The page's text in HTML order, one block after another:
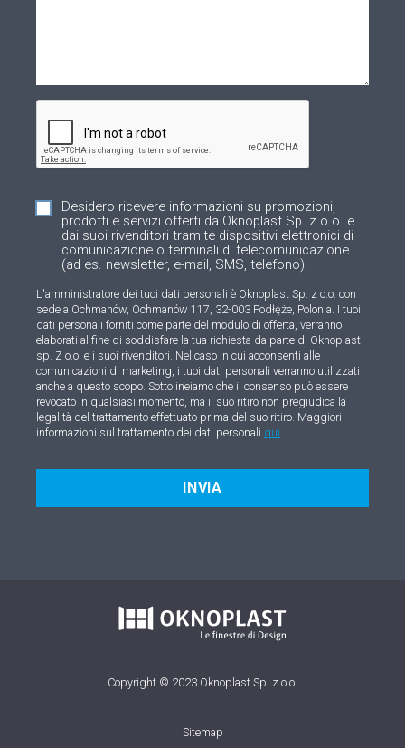
Desidero ricevere informazioni su promozioni,
prodotti e servizi offerti da Oknoplast Sp. z o.o. e
dai suoi rivenditori tramite dispositivi elettronici di
comunicazione o terminali di telecomunicazione
(ad es. newsletter, e-mail, SMS, telefono).
L'amministratore dei tuoi dati personali è Oknoplast Sp. z o.o. con
sede a Ochmanów, Ochmanów 117, 32-003 Podłęże, Polonia. I tuoi
dati personali forniti come parte del modulo di offerta, verranno
elaborati al fine di soddisfare la tua richiesta da parte di Oknoplast
sp. Z o.o. e i suoi rivenditori. Nel caso in cui acconsenti alle
comunicazioni di marketing, i tuoi dati personali verranno utilizzati
anche a questo scopo. Sottolineiamo che il consenso può essere
revocato in qualsiasi momento, ma il suo ritiro non pregiudica la
legalità del trattamento effettuato prima del suo ritiro. Maggiori
informazioni sul trattamento dei dati personali qui.
INVIA
Copyright © 2023 Oknoplast Sp. z o.o.
Sitemap